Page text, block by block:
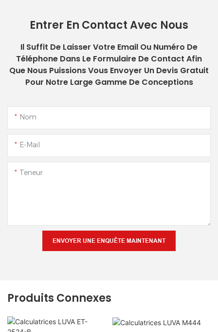
Entrer En Contact Avec Nous
Il Suffit De Laisser Votre Email Ou Numéro De
Téléphone Dans Le Formulaire De Contact Afin
Que Nous Puissions Vous Envoyer Un Devis Gratuit
Pour Notre Large Gamme De Conceptions
Nom
E-Mail
Teneur
ENVOYER UNE ENQUÊTE MAINTENANT
Produits Connexes